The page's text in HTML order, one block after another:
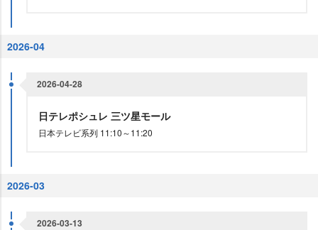
2026-04
2026-04-28
日テレポシュレ 三ツ星モール
日本テレビ系列 11:10～11:20
2026-03
2026-03-13